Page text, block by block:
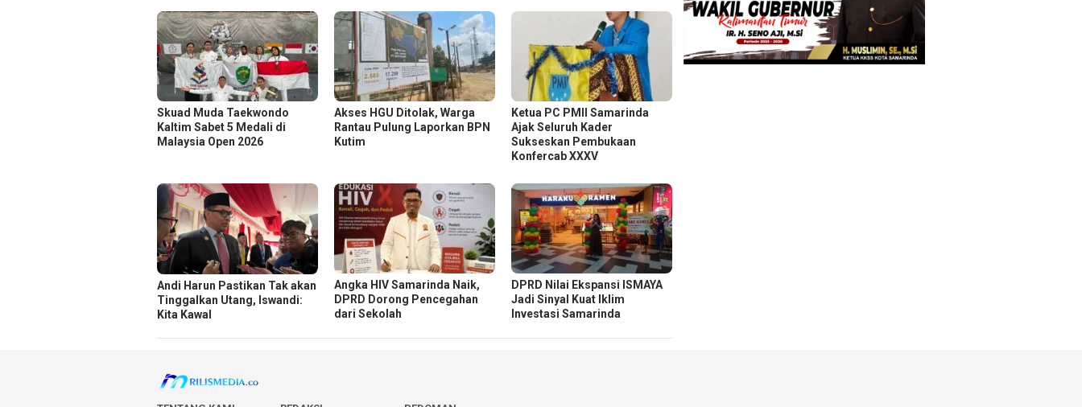
Skuad Muda Taekwondo
Kaltim Sabet 5 Medali di
Malaysia Open 2026
Akses HGU Ditolak, Warga
Rantau Pulung Laporkan BPN
Kutim
Ketua PC PMII Samarinda
Ajak Seluruh Kader
Sukseskan Pembukaan
Konfercab XXXV
Andi Harun Pastikan Tak akan
Tinggalkan Utang, Iswandi:
Kita Kawal
Angka HIV Samarinda Naik,
DPRD Dorong Pencegahan
dari Sekolah
DPRD Nilai Ekspansi ISMAYA
Jadi Sinyal Kuat Iklim
Investasi Samarinda